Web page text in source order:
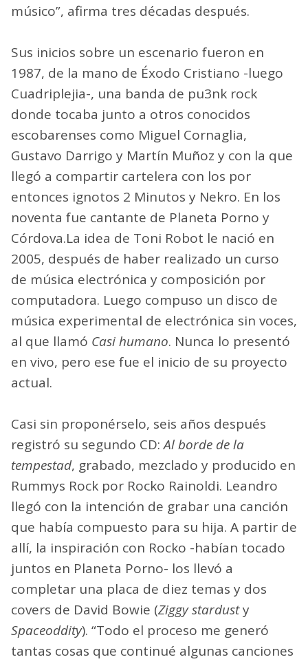
músico”, afirma tres décadas después.
Sus inicios sobre un escenario fueron en
1987, de la mano de Éxodo Cristiano -luego
Cuadriplejia-, una banda de pu3nk rock
donde tocaba junto a otros conocidos
escobarenses como Miguel Cornaglia,
Gustavo Darrigo y Martín Muñoz y con la que
llegó a compartir cartelera con los por
entonces ignotos 2 Minutos y Nekro. En los
noventa fue cantante de Planeta Porno y
Córdova.La idea de Toni Robot le nació en
2005, después de haber realizado un curso
de música electrónica y composición por
computadora. Luego compuso un disco de
música experimental de electrónica sin voces,
al que llamó Casi humano. Nunca lo presentó
en vivo, pero ese fue el inicio de su proyecto
actual.
Casi sin proponérselo, seis años después
registró su segundo CD:Al borde de la
tempestad, grabado, mezclado y producido en
Rummys Rock por Rocko Rainoldi. Leandro
llegó con la intención de grabar una canción
que había compuesto para su hija. A partir de
allí, la inspiración con Rocko -habían tocado
juntos en Planeta Porno- los llevó a
completar una placa de diez temas y dos
covers de David Bowie (Ziggy stardusty
Spaceoddity). “Todo el proceso me generó
tantas cosas que continué algunas canciones